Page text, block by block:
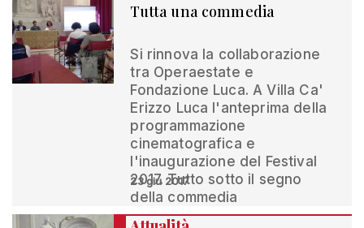
Tutta una commedia
Si rinnova la collaborazione
tra Operaestate e
Fondazione Luca. A Villa Ca'
Erizzo Luca l'anteprima della
programmazione
cinematografica e
l'inaugurazione del Festival
2017. Tutto sotto il segno
della commedia
23 giu 2017